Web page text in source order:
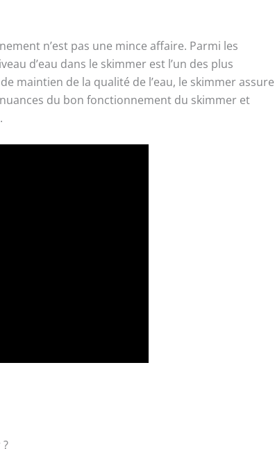
n’est pas une mince affaire. Parmi les
d’eau dans le skimmer est l’un des plus
maintien de la qualité de l’eau, le skimmer assure
du bon fonctionnement du skimmer et